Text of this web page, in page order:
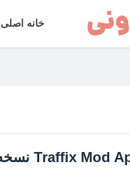
خانه اصلی